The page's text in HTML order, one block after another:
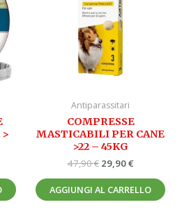
>
€.
Antiparassitari
COMPRESSE
MASTICABILI PER CANE
>22 – 45KG
47,90€
47,90 €.
29,90€
AGGIUNGI AL CARRELLO